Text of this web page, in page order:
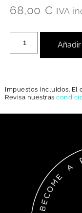
68,00 € IVA
Impuestos incluidos. El
Revisa nuestras